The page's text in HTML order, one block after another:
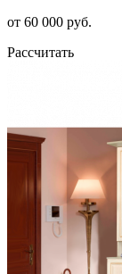
от 60 000 руб.
Рассчитать